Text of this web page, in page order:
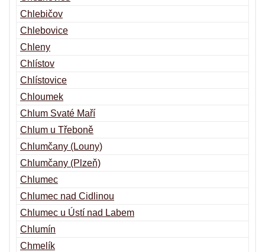
Chlebičov
Chlebovice
Chleny
Chlístov
Chlístovice
Chloumek
Chlum Svaté Maří
Chlum u Třeboně
Chlumčany (Louny)
Chlumčany (Plzeň)
Chlumec
Chlumec nad Cidlinou
Chlumec u Ústí nad Labem
Chlumín
Chmelík